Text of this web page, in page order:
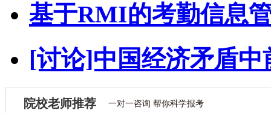
基于RMI的考勤信息
[讨论]中国经济矛盾中
院校老师推荐 一对一咨询 帮你科学报考